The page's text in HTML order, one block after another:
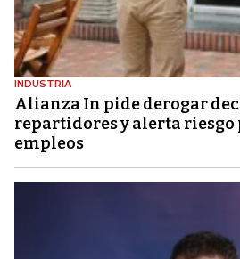
INDUSTRIA
Alianza In pide derogar
repartidores y alerta riesgo
empleos